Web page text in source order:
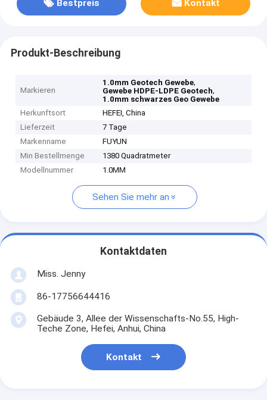
Bestpreis Kontakt
Produkt-Beschreibung
Markieren
1.0mm Geotech Gewebe,
Gewebe HDPE-LDPE Geotech,
1.0mm schwarzes Geo Gewebe
Herkunftsort
HEFEI, China
Lieferzeit
7 Tage
Markenname
FUYUN
Min Bestellmenge
1380 Quadratmeter
Modellnummer
1.0MM
Sehen Sie mehr an
Kontaktdaten
Miss. Jenny
86-17756644416
Gebäude 3, Allee der Wissenschafts-No.55, High-
Teche Zone, Hefei, Anhui, China
Kontakt